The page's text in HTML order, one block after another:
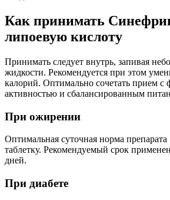
Как принимать
липоевую кислоту
Принимать следует внутрь, запивая
жидкости. Рекомендуется при этом
калорий. Оптимально сочетать прием с
активностью и сбалансированным
При ожирении
Оптимальная суточная норма препарата
таблетку. Рекомендуемый срок
дней.
При диабете